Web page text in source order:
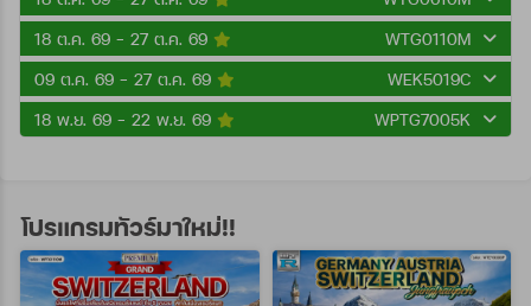
18 ต.ค. 69 - 27 ต.ค. 69
WTG0110M
09 ต.ค. 69 - 27 ต.ค. 69
WEK5019C
18 พ.ย. 69 - 22 พ.ย. 69
WPTG7005K
โปรแกรมทัวร์มาใหม่!!